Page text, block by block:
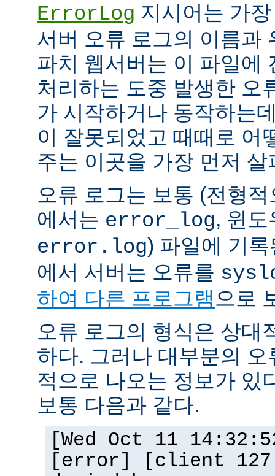
ErrorLog 지시어는 가
서버 오류 로그의 이름과
파치 웹서버는 이 파일에
처리하는 도중 발생한 오
가 시작하거나 동작하는
이 잘못되었고 때때로 어
주는 이곳을 가장 먼저 살
오류 로그는 보통 (전형
에서는 error_log, 윈
error.log) 파일에 기
에서 서버는 오류를
하여 다른 프로그램으로
오류 로그의 형식은 상대
하다. 그러나 대부분의
적으로 나오는 정보가 있
보통 다음과 같다.
[Wed Oct 11
[error] [client